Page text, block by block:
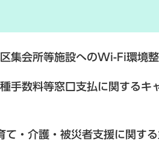
会所等施設へのWi-Fi環境
数料等窓口支払に関するキ
者支援に関する主要